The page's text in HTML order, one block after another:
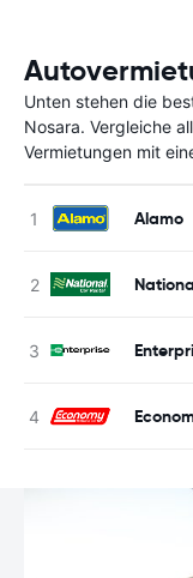
Unten stehen die
Nosara. Vergleiche
Vermietungen mit
Alamo